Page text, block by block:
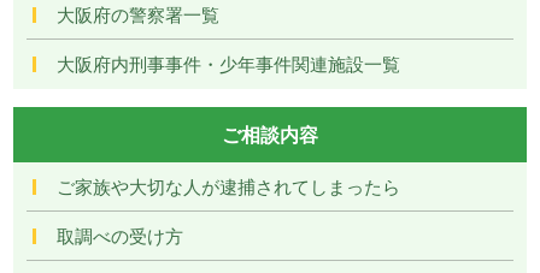
大阪府の警察署一覧
大阪府内刑事事件・少年事件関連施設一覧
ご相談内容
ご家族や大切な人が逮捕されてしまったら
取調べの受け方